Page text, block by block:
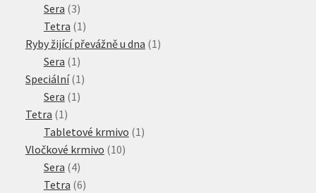
Sera 33
produkty
Tetra 11
produkt
Ryby žijící převážně u dna 11
Sera 11
produkt
Speciální 11
Sera 11
Tetra 11
produkt
Tabletové krmivo 11
Vločkové krmivo 1010
Sera 44
produkty
Tetra 66